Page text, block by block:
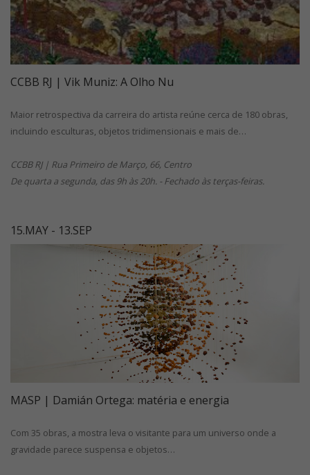
CCBB RJ | Vik Muniz: A Olho Nu
Maior retrospectiva da carreira do artista reúne cerca de 180 obras,
incluindo esculturas, objetos tridimensionais e mais de…
CCBB RJ | Rua Primeiro de Março, 66, Centro
De quarta a segunda, das 9h às 20h. - Fechado às terças-feiras.
15.MAY - 13.SEP
MASP | Damián Ortega: matéria e energia
Com 35 obras, a mostra leva o visitante para um universo onde a
gravidade parece suspensa e objetos…